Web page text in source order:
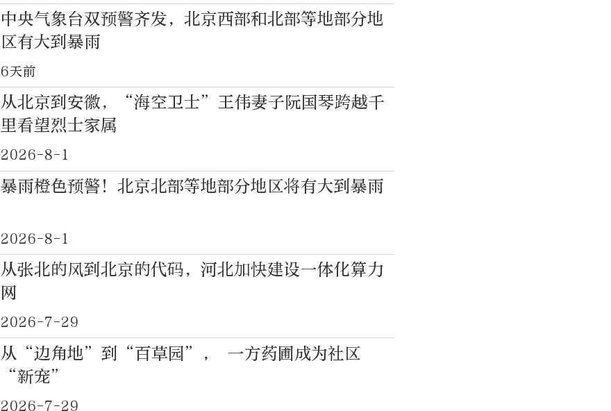
中央气象台双预警齐发，北京西部和北部等地部分地
区有大到暴雨
6天前
从北京到安徽，“海空卫士”王伟妻子阮国琴跨越千
里看望烈士家属
2026-8-1
暴雨橙色预警！北京北部等地部分地区将有大到暴雨
2026-8-1
从张北的风到北京的代码，河北加快建设一体化算力
网
2026-7-29
从“边角地”到“百草园”， 一方药圃成为社区
“新宠”
2026-7-29